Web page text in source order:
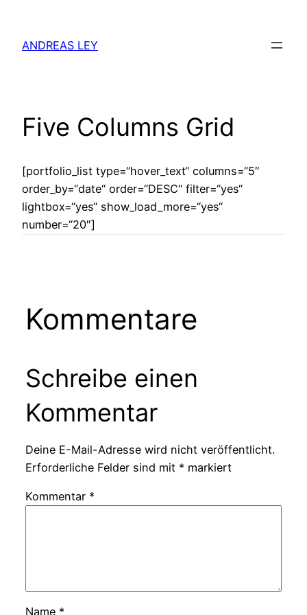
springen
ANDREAS LEY
Five Columns Grid
[portfolio_list type=“hover_text“ columns=“5″
order_by=“date“ order=“DESC“ filter=“yes“
lightbox=“yes“ show_load_more=“yes“
number=“20″]
Kommentare
Schreibe einen
Kommentar
Deine E-Mail-Adresse wird nicht veröffentlicht.
Erforderliche Felder sind mit * markiert
Kommentar *
Name *